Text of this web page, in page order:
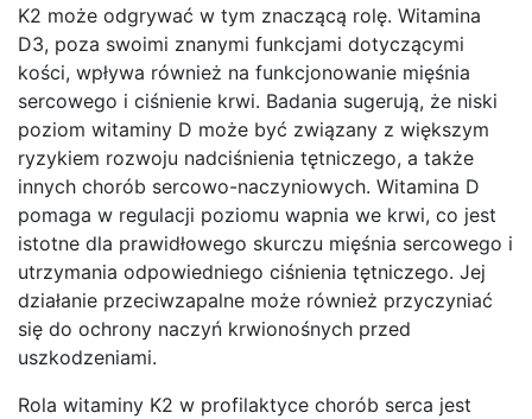
K2 może odgrywać w tym znaczącą rolę. Witamina
D3, poza swoimi znanymi funkcjami dotyczącymi
kości, wpływa również na funkcjonowanie mięśnia
sercowego i ciśnienie krwi. Badania sugerują, że niski
poziom witaminy D może być związany z większym
ryzykiem rozwoju nadciśnienia tętniczego, a także
innych chorób sercowo-naczyniowych. Witamina D
pomaga w regulacji poziomu wapnia we krwi, co jest
istotne dla prawidłowego skurczu mięśnia sercowego i
utrzymania odpowiedniego ciśnienia tętniczego. Jej
działanie przeciwzapalne może również przyczyniać
się do ochrony naczyń krwionośnych przed
uszkodzeniami.
Rola witaminy K2 w profilaktyce chorób serca jest